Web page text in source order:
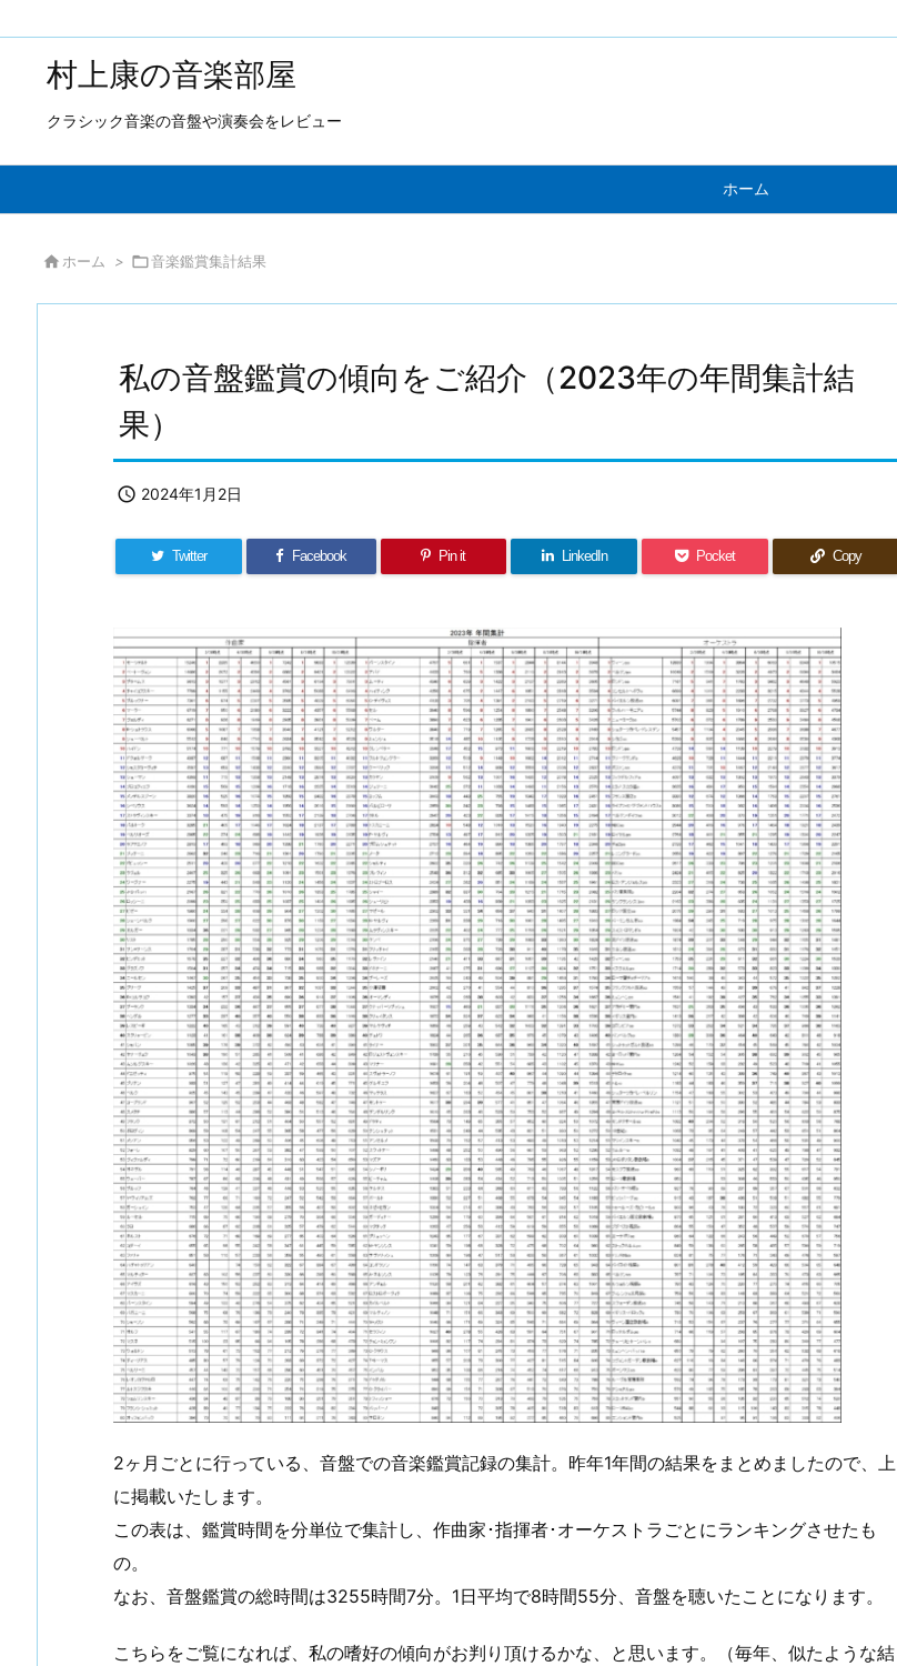
村上康の音楽部屋
クラシック音楽の音盤や演奏会をレビュー
ホーム
 ホーム > 音楽鑑賞集計結果
私の音盤鑑賞の傾向をご紹介（2023年の年間集計結
果）
 2024年1月2日
Twitter Facebook Pin it LinkedIn Pocket Copy
2ヶ月ごとに行っている、音盤での音楽鑑賞記録の集計。昨年1年間の結果をまとめましたので、上
に掲載いたします。
この表は、鑑賞時間を分単位で集計し、作曲家･指揮者･オーケストラごとにランキングさせたも
の。
なお、音盤鑑賞の総時間は3255時間7分。1日平均で8時間55分、音盤を聴いたことになります。
こちらをご覧になれば、私の嗜好の傾向がお判り頂けるかな、と思います。（毎年、似たような結